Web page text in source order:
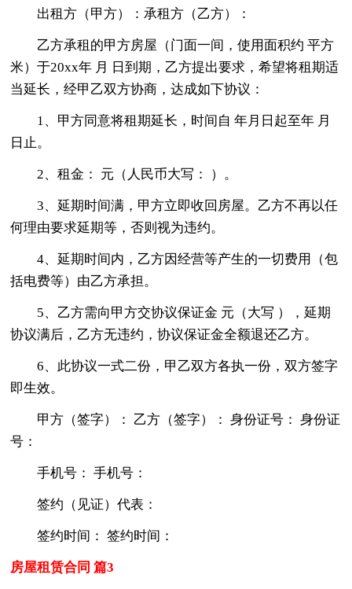
出租方（甲方）：承租方（乙方）：
乙方承租的甲方房屋（门面一间，使用面积约 平方
米）于20xx年 月 日到期，乙方提出要求，希望将租期适
当延长，经甲乙双方协商，达成如下协议：
1、甲方同意将租期延长，时间自 年月日起至年 月
日止。
2、租金： 元（人民币大写： ）。
3、延期时间满，甲方立即收回房屋。乙方不再以任
何理由要求延期等，否则视为违约。
4、延期时间内，乙方因经营等产生的一切费用（包
括电费等）由乙方承担。
5、乙方需向甲方交协议保证金 元（大写 ），延期
协议满后，乙方无违约，协议保证金全额退还乙方。
6、此协议一式二份，甲乙双方各执一份，双方签字
即生效。
甲方（签字）： 乙方（签字）： 身份证号： 身份证
号：
手机号： 手机号：
签约（见证）代表：
签约时间： 签约时间：
房屋租赁合同 篇3